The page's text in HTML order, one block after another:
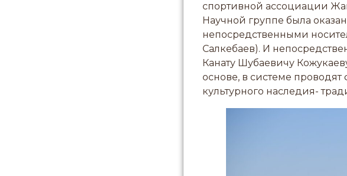
спортивной ассоциации
Научной группе была
непосредственными
Салкебаев). И
Канату Шубаевичу
основе, в системе
культурного наследия-